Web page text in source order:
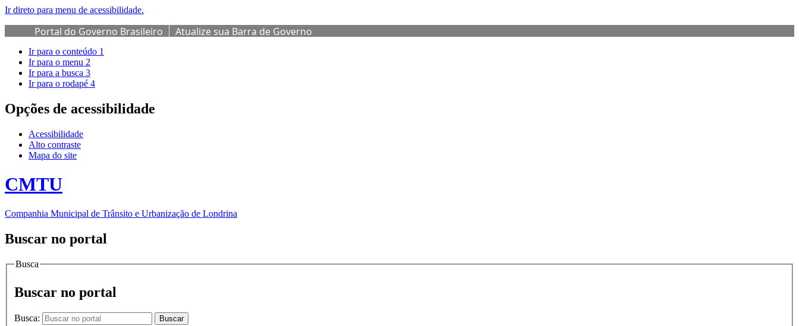
Ir direto para menu de acessibilidade.
Portal do Governo Brasileiro Atualize sua Barra de Governo
Ir para o conteúdo 1
Ir para o menu 2
Ir para a busca 3
Ir para o rodapé 4
Opções de acessibilidade
Acessibilidade
Alto contraste
Mapa do site
CMTU
Companhia Municipal de Trânsito e Urbanização de Londrina
Buscar no portal
Busca
Buscar no portal
Busca: Buscar